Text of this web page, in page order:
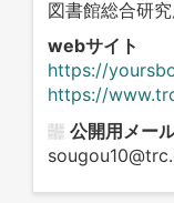
図書館総合研
webサイト
https://
https://
公開用メー